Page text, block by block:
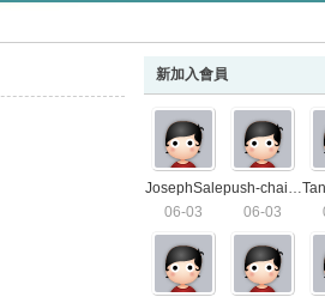
新加入會員
JosephSale
06-03
push-chair7571
06-03